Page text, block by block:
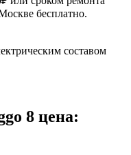
бесплатно.
составом
8 цена: